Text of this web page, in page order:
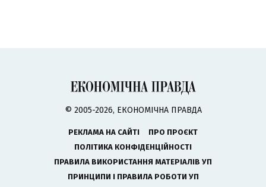
© 2005-2026, ЕКОНОМІЧНА ПРАВДА
РЕКЛАМА НА САЙТІ
ПРО ПРОЄКТ
ПОЛІТИКА КОНФІДЕНЦІЙНОСТІ
ПРАВИЛА ВИКОРИСТАННЯ МАТЕРІАЛІВ УП
ПРИНЦИПИ І ПРАВИЛА РОБОТИ УП